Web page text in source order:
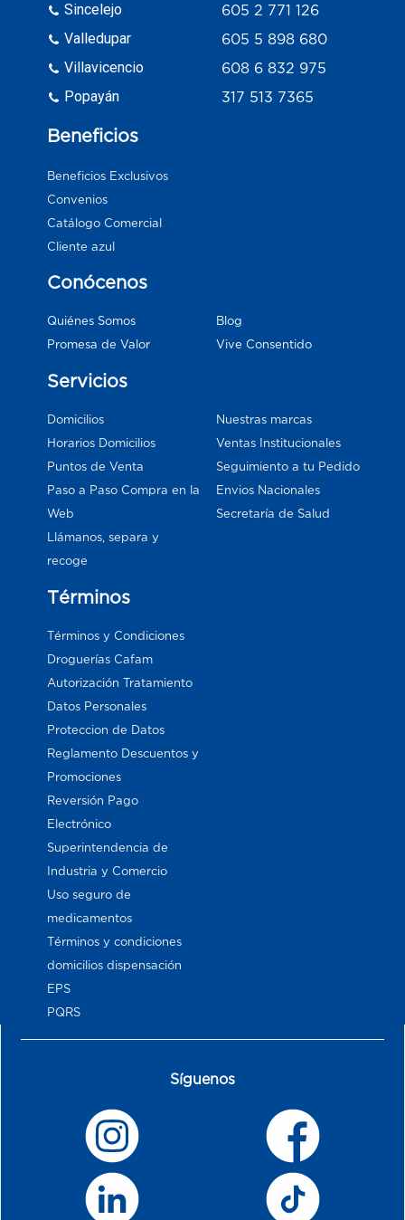
Sincelejo
Valledupar
Villavicencio
Popayán
605 2 771 126
605 5 898 680
608 6 832 975
317 513 7365
Beneficios
Beneficios Exclusivos
Convenios
Catálogo Comercial
Cliente azul
Conócenos
Quiénes Somos
Promesa de Valor
Blog
Vive Consentido
Servicios
Domicilios
Horarios Domicilios
Puntos de Venta
Paso a Paso Compra en la
Web
Llámanos, separa y
recoge
Nuestras marcas
Ventas Institucionales
Seguimiento a tu Pedido
Envios Nacionales
Secretaría de Salud
Términos
Términos y Condiciones
Droguerías Cafam
Autorización Tratamiento
Datos Personales
Proteccion de Datos
Reglamento Descuentos y
Promociones
Reversión Pago
Electrónico
Superintendencia de
Industria y Comercio
Uso seguro de
medicamentos
Términos y condiciones
domicilios dispensación
EPS
PQRS
Síguenos